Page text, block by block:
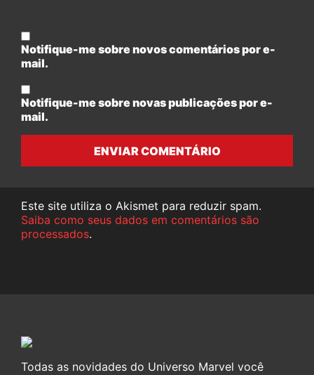
Notifique-me sobre novos comentários por e-
mail.
Notifique-me sobre novas publicações por e-
mail.
ENVIAR COMENTÁRIO
Este site utiliza o Akismet para reduzir spam.
Saiba como seus dados em comentários são
processados.
Todas as novidades do Universo Marvel você